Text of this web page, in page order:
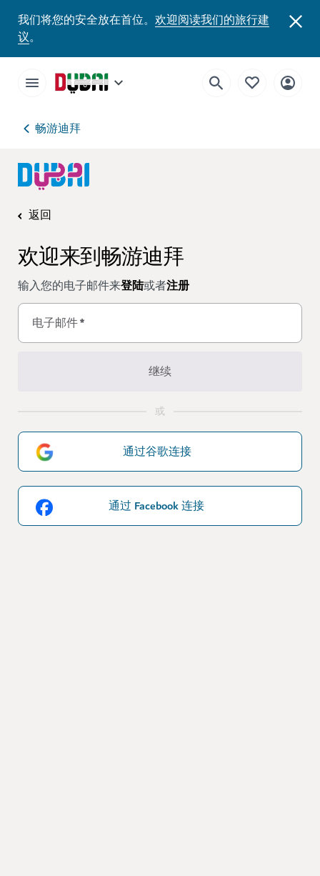
我们将您的安全放在首位。 欢迎阅读我们的旅行建
议。
畅游迪拜
返回
欢迎来到畅游迪拜
输入您的电子邮件来登陆或者注册
电子邮件*
继续
或
通过谷歌连接
通过 Facebook 连接